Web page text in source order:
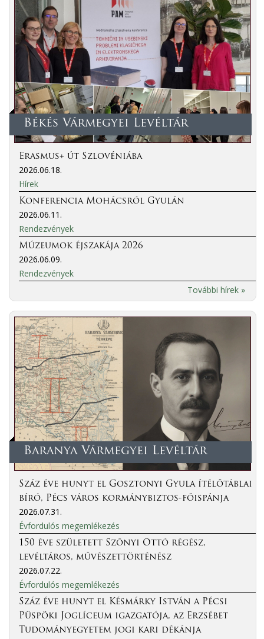
Békés Vármegyei Levéltár
Erasmus+ út Szlovéniába
2026.06.18.
Hírek
Konferencia Mohácsról Gyulán
2026.06.11.
Rendezvények
Múzeumok éjszakája 2026
2026.06.09.
Rendezvények
További hírek »
Baranya Vármegyei Levéltár
Száz éve hunyt el Gosztonyi Gyula ítélőtáblai
bíró, Pécs város kormánybiztos-főispánja
2026.07.31.
Évfordulós megemlékezés
150 éve született Szőnyi Ottó régész,
levéltáros, művészettörténész
2026.07.22.
Évfordulós megemlékezés
Száz éve hunyt el Késmárky István a Pécsi
Püspöki Joglíceum igazgatója, az Erzsébet
Tudományegyetem jogi kari dékánja